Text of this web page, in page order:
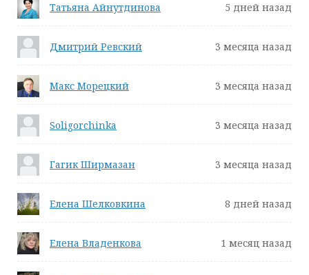
Татьяна Айнутдинова 5 дней назад
Дмитрий Ревский 3 месяца назад
Макс Морецкий 3 месяца назад
Soligorchinka 3 месяца назад
Гагик Ширмазан 3 месяца назад
Елена Шелковкина 8 дней назад
Елена Владенкова 1 месяц назад